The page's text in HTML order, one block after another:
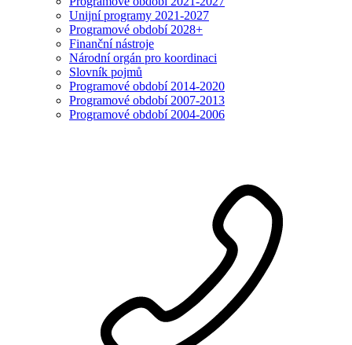
Unijní programy 2021-2027
Programové období 2028+
Finanční nástroje
Národní orgán pro koordinaci
Slovník pojmů
Programové období 2014-2020
Programové období 2007-2013
Programové období 2004-2006